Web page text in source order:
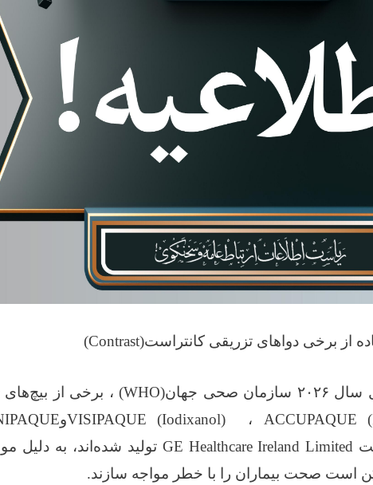
از برخی دواهای تزریقی کانتراست(Contrast)
سال ۲۰۲۶ سازمان صحی جهان(WHO) ، برخی از بیچ‌های
ACCUPAQUE ، VISIPAQUE (Iodixanol)و
GE Healthcare Ireland Limitedتولید شده‌اند، به دلیل
است صحت بیماران را با خطر مواجه سازند.